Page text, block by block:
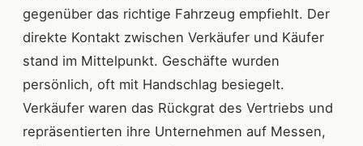
gegenüber das richtige Fahrzeug empfiehlt. Der
direkte Kontakt zwischen Verkäufer und Käufer
stand im Mittelpunkt. Geschäfte wurden
persönlich, oft mit Handschlag besiegelt.
Verkäufer waren das Rückgrat des Vertriebs und
repräsentierten ihre Unternehmen auf Messen,